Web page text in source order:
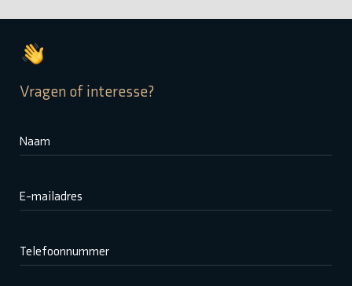
Vragen of interesse?
Naam
E-mailadres
Telefoonnummer